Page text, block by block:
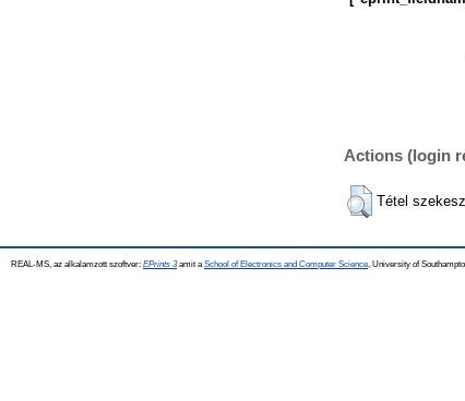
Actions (login
Tétel
REAL-MS, az alkalamzott szoftver: EPrints 3amit a School of Electronics and Computer Science , University of